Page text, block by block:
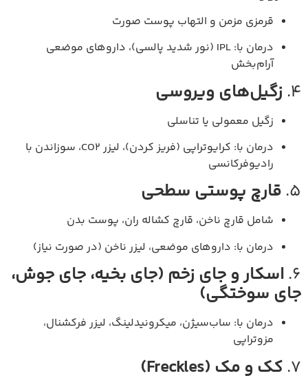
قرمزی مزمن و التهاب پوست صورت
درمان با: IPL (نور شدید پالسی)، داروهای موضعی
آرام‌بخش
4. زگیل‌های ویروسی
زگیل معمولی یا تناسلی
درمان با: کرایوتراپی (فریز کردن)، لیزر CO2، سوزاندن با
رادیوفرکانسی
5. قارچ پوستی سطحی
شامل قارچ ناخن، قارچ کشاله ران، پوست بدن
درمان با: داروهای موضعی، لیزر ناخن (در صورت نیاز)
6. اسکار و جای زخم (جای بخیه، جای جوش،
جای سوختگی)
درمان با: ساب‌سیژن، میکرونیدلینگ، لیزر فرکشنال،
مزوتراپی
7. کک و مک (Freckles)